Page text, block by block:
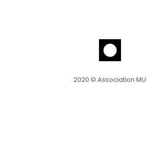
2020 © Association MU